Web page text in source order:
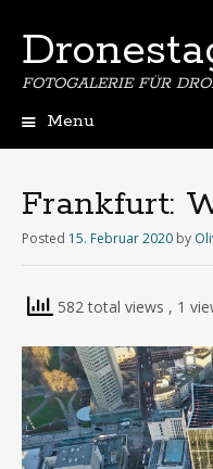
FOTOGALERIE FÜR
Menu
Frankfurt:
Posted 15. Februar 2020 by
582 total views , 1